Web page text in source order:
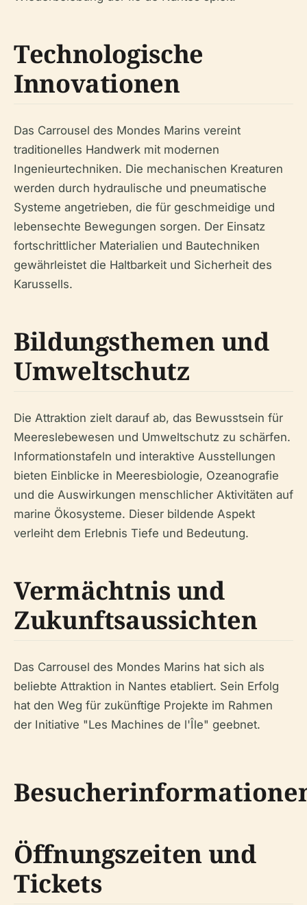
Technologische
Innovationen
Das Carrousel des Mondes Marins vereint
traditionelles Handwerk mit modernen
Ingenieurtechniken. Die mechanischen Kreaturen
werden durch hydraulische und pneumatische
Systeme angetrieben, die für geschmeidige und
lebensechte Bewegungen sorgen. Der Einsatz
fortschrittlicher Materialien und Bautechniken
gewährleistet die Haltbarkeit und Sicherheit des
Karussells.
Bildungsthemen und
Umweltschutz
Die Attraktion zielt darauf ab, das Bewusstsein für
Meereslebewesen und Umweltschutz zu schärfen.
Informationstafeln und interaktive Ausstellungen
bieten Einblicke in Meeresbiologie, Ozeanografie
und die Auswirkungen menschlicher Aktivitäten auf
marine Ökosysteme. Dieser bildende Aspekt
verleiht dem Erlebnis Tiefe und Bedeutung.
Vermächtnis und
Zukunftsaussichten
Das Carrousel des Mondes Marins hat sich als
beliebte Attraktion in Nantes etabliert. Sein Erfolg
hat den Weg für zukünftige Projekte im Rahmen
der Initiative "Les Machines de l'Île" geebnet.
Öffnungszeiten und
Tickets